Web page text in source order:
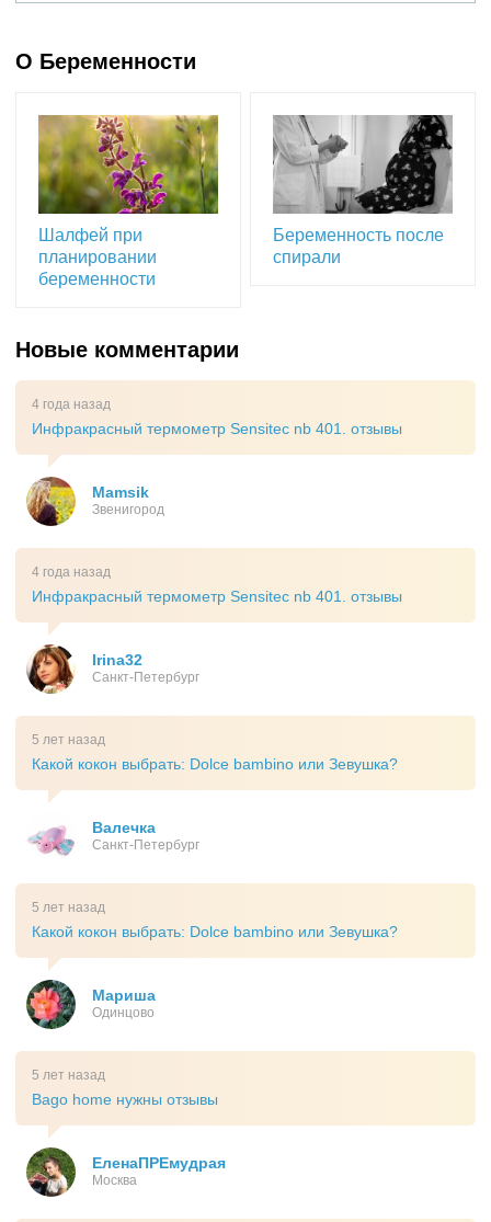
О Беременности
Шалфей при
планировании
беременности
Беременность после
спирали
Новые комментарии
4 года назад
Инфракрасный термометр Sensitec nb 401. отзывы
Mamsik
Звенигород
4 года назад
Инфракрасный термометр Sensitec nb 401. отзывы
Irina32
Санкт-Петербург
5 лет назад
Какой кокон выбрать: Dolce bambino или Зевушка?
Валечка
Санкт-Петербург
5 лет назад
Какой кокон выбрать: Dolce bambino или Зевушка?
Мариша
Одинцово
5 лет назад
Bago home нужны отзывы
ЕленаПРЕмудрая
Москва